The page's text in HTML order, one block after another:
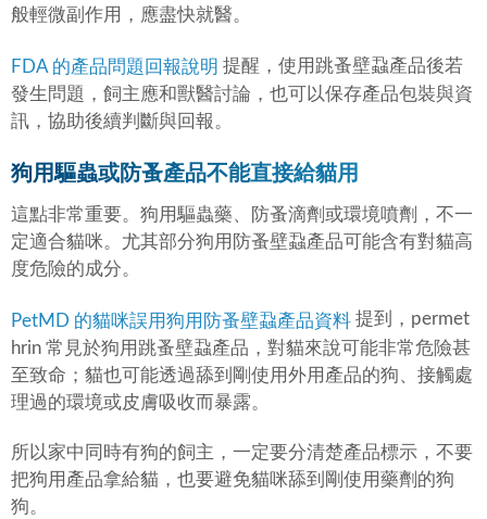
般輕微副作用，應盡快就醫。
FDA 的產品問題回報說明 提醒，使用跳蚤壁蝨產品後若
發生問題，飼主應和獸醫討論，也可以保存產品包裝與資
訊，協助後續判斷與回報。
狗用驅蟲或防蚤產品不能直接給貓用
這點非常重要。狗用驅蟲藥、防蚤滴劑或環境噴劑，不一
定適合貓咪。尤其部分狗用防蚤壁蝨產品可能含有對貓高
度危險的成分。
PetMD 的貓咪誤用狗用防蚤壁蝨產品資料 提到，permet
hrin 常見於狗用跳蚤壁蝨產品，對貓來說可能非常危險甚
至致命；貓也可能透過舔到剛使用外用產品的狗、接觸處
理過的環境或皮膚吸收而暴露。
所以家中同時有狗的飼主，一定要分清楚產品標示，不要
把狗用產品拿給貓，也要避免貓咪舔到剛使用藥劑的狗
狗。